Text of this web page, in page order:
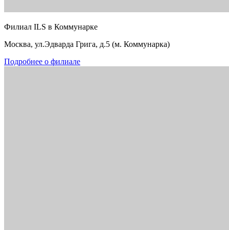
Филиал ILS в Коммунарке
Москва, ул.Эдварда Грига, д.5 (м. Коммунарка)
Подробнее о филиале